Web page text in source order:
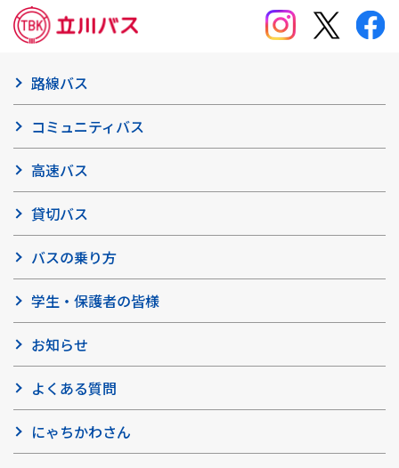
路線バス
コミュニティバス
高速バス
貸切バス
バスの乗り方
学生・保護者の皆様
お知らせ
よくある質問
にゃちかわさん